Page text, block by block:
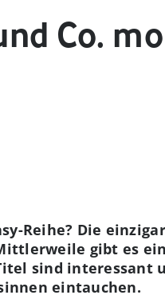
Co.
Reihe? Die
gibt es
sind
eintauchen.